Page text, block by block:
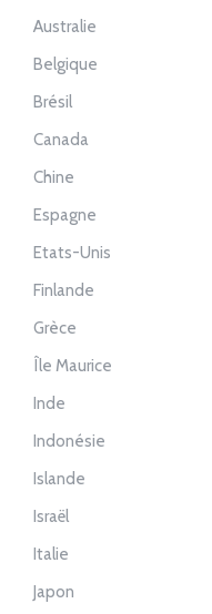
Australie
Belgique
Brésil
Canada
Chine
Espagne
Etats-Unis
Finlande
Grèce
Île Maurice
Inde
Indonésie
Islande
Israël
Italie
Japon